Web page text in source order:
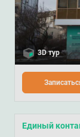
3D тур
Единый